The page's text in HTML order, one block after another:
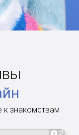
к знакомствам
2